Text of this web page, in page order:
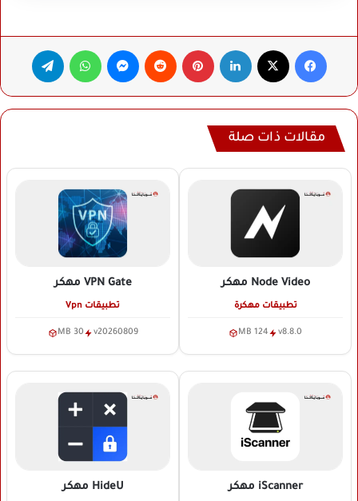
فيسبوك لينكدإن بينتيريست ماسنجر واتساب
مقالات ذات صلة
Node Video مهكر
تطبيقات مهكرة
v8.8.0
124 MB
VPN Gate مهكر
تطبيقات Vpn
v20260809
30 MB
iScanner مهكر HideU مهكر